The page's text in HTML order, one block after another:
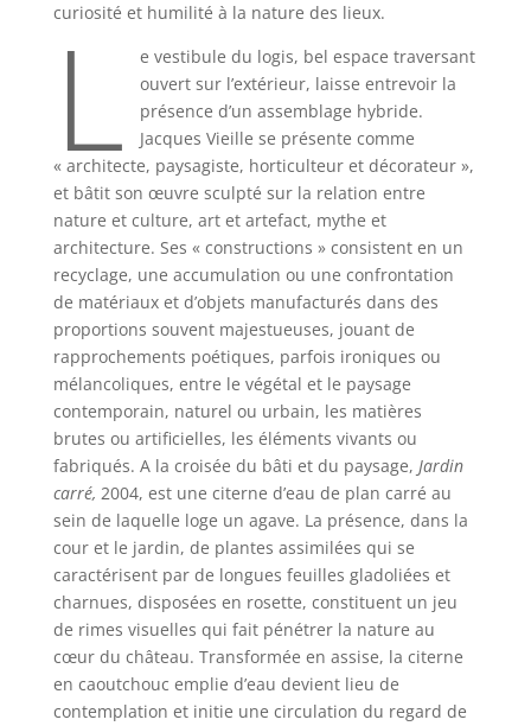
curiosité et humilité à la nature des lieux.
L
e vestibule du logis, bel espace traversant
ouvert sur l’extérieur, laisse entrevoir la
présence d’un assemblage hybride.
Jacques Vieille se présente comme
« architecte, paysagiste, horticulteur et décorateur »,
et bâtit son œuvre sculpté sur la relation entre
nature et culture, art et artefact, mythe et
architecture. Ses « constructions » consistent en un
recyclage, une accumulation ou une confrontation
de matériaux et d’objets manufacturés dans des
proportions souvent majestueuses, jouant de
rapprochements poétiques, parfois ironiques ou
mélancoliques, entre le végétal et le paysage
contemporain, naturel ou urbain, les matières
brutes ou artificielles, les éléments vivants ou
fabriqués. A la croisée du bâti et du paysage, Jardin
carré, 2004, est une citerne d’eau de plan carré au
sein de laquelle loge un agave. La présence, dans la
cour et le jardin, de plantes assimilées qui se
caractérisent par de longues feuilles gladoliées et
charnues, disposées en rosette, constituent un jeu
de rimes visuelles qui fait pénétrer la nature au
cœur du château. Transformée en assise, la citerne
en caoutchouc emplie d’eau devient lieu de
contemplation et initie une circulation du regard de